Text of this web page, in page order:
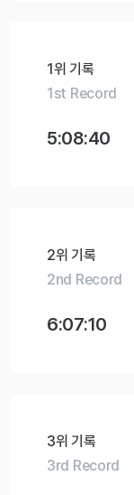
1위 기록
1st Record
5:08:40
2위 기록
2nd Record
6:07:10
3위 기록
3rd Record